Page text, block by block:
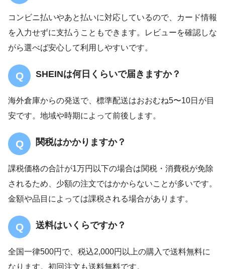
コンビニ払いやあと払いに対応しているので、カード情報
を入力せずに支払うこともできます。レビューを確認しな
がら選べば安心して利用しやすいです。
SHEINは何日くらいで届きますか？
海外倉庫からの発送で、標準配送はおおむね5〜10日が目
安です。地域や時期によって前後します。
関税はかかりますか？
課税価格の合計が1万円以下の場合は関税・消費税が免除
されるため、少額の注文ではかからないことが多いです。
金額や品目によっては課税される場合があります。
送料はいくらですか？
全国一律500円で、税込2,000円以上の購入で送料無料に
なります。初回注文も送料無料です。